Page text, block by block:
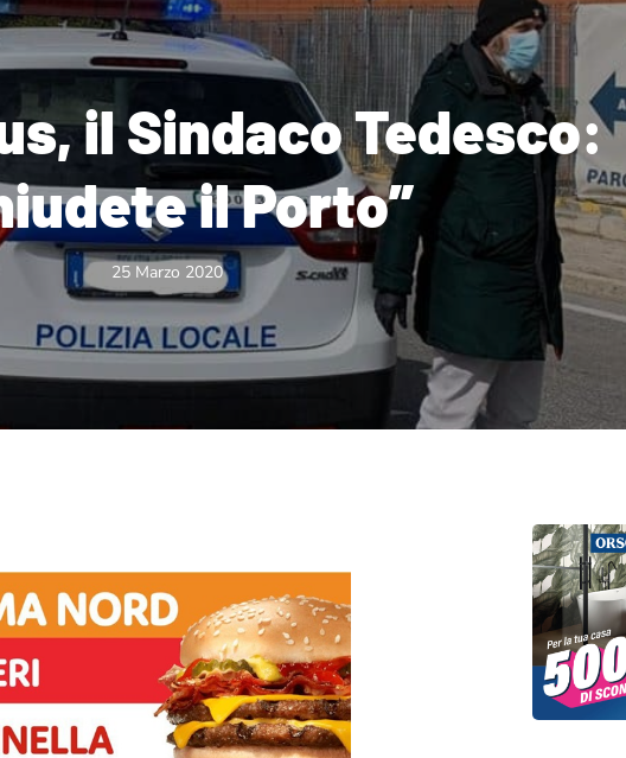
il Sindaco Tedesco:
il Porto”
25 Marzo 2020